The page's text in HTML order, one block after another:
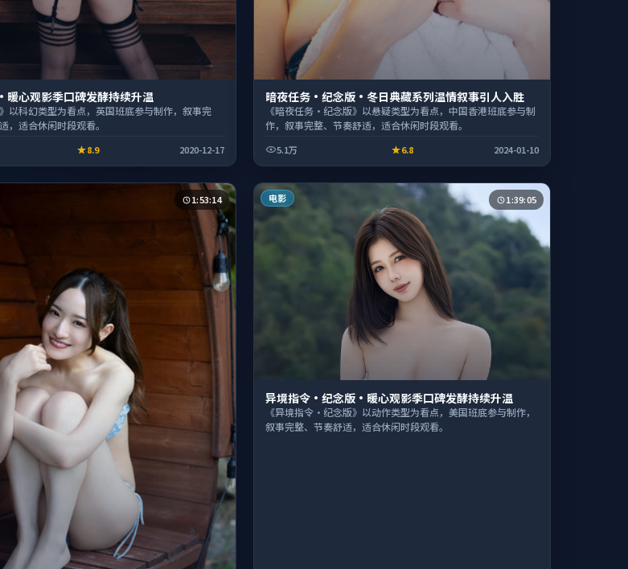
心观影季口碑发酵持续升温
以科幻类型为看点，英国班底参与制作，叙事完
，适合休闲时段观看。
8.9 2020-12-17
暗夜任务·纪念版·冬日典藏系列温情叙事引人入胜
《暗夜任务·纪念版》以悬疑类型为看点，中国香港班底参与制
作，叙事完整、节奏舒适，适合休闲时段观看。
5.1万 6.8 2024-01-10
1:53:14 电影 1:39:05
异境指令·纪念版·暖心观影季口碑发酵持续升温
《异境指令·纪念版》以动作类型为看点，美国班底参与制作，
叙事完整、节奏舒适，适合休闲时段观看。